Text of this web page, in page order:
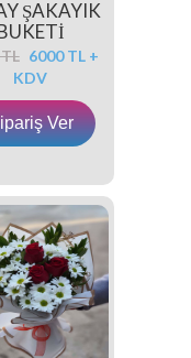
ŞAKAYIK
6000 TL +
KDV
Ver